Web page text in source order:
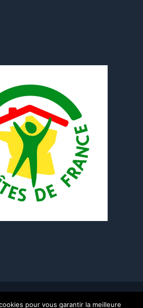
| Stephane Bertrand-Pellisson
pour vous garantir la meilleure